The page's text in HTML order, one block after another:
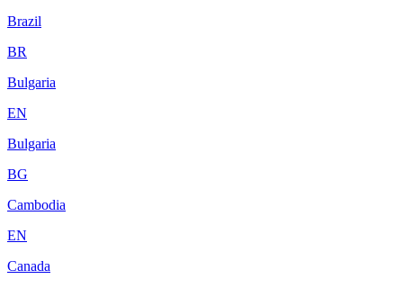
Brazil
BR
Bulgaria
EN
Bulgaria
BG
Cambodia
EN
Canada